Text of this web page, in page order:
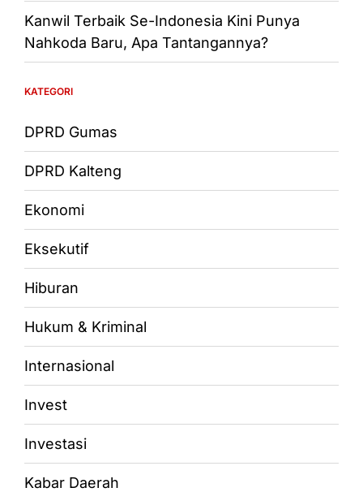
Kanwil Terbaik Se-Indonesia Kini Punya
Nahkoda Baru, Apa Tantangannya?
KATEGORI
DPRD Gumas
DPRD Kalteng
Ekonomi
Eksekutif
Hiburan
Hukum & Kriminal
Internasional
Invest
Investasi
Kabar Daerah